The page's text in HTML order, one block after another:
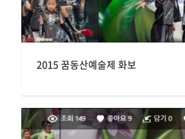
2015 꿈동산예술제 화보